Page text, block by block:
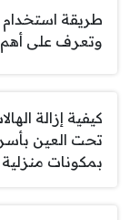
طريقة استخدام
وتعرف على أهم
كيفية إزالة
تحت العين
بمكونات منزلية